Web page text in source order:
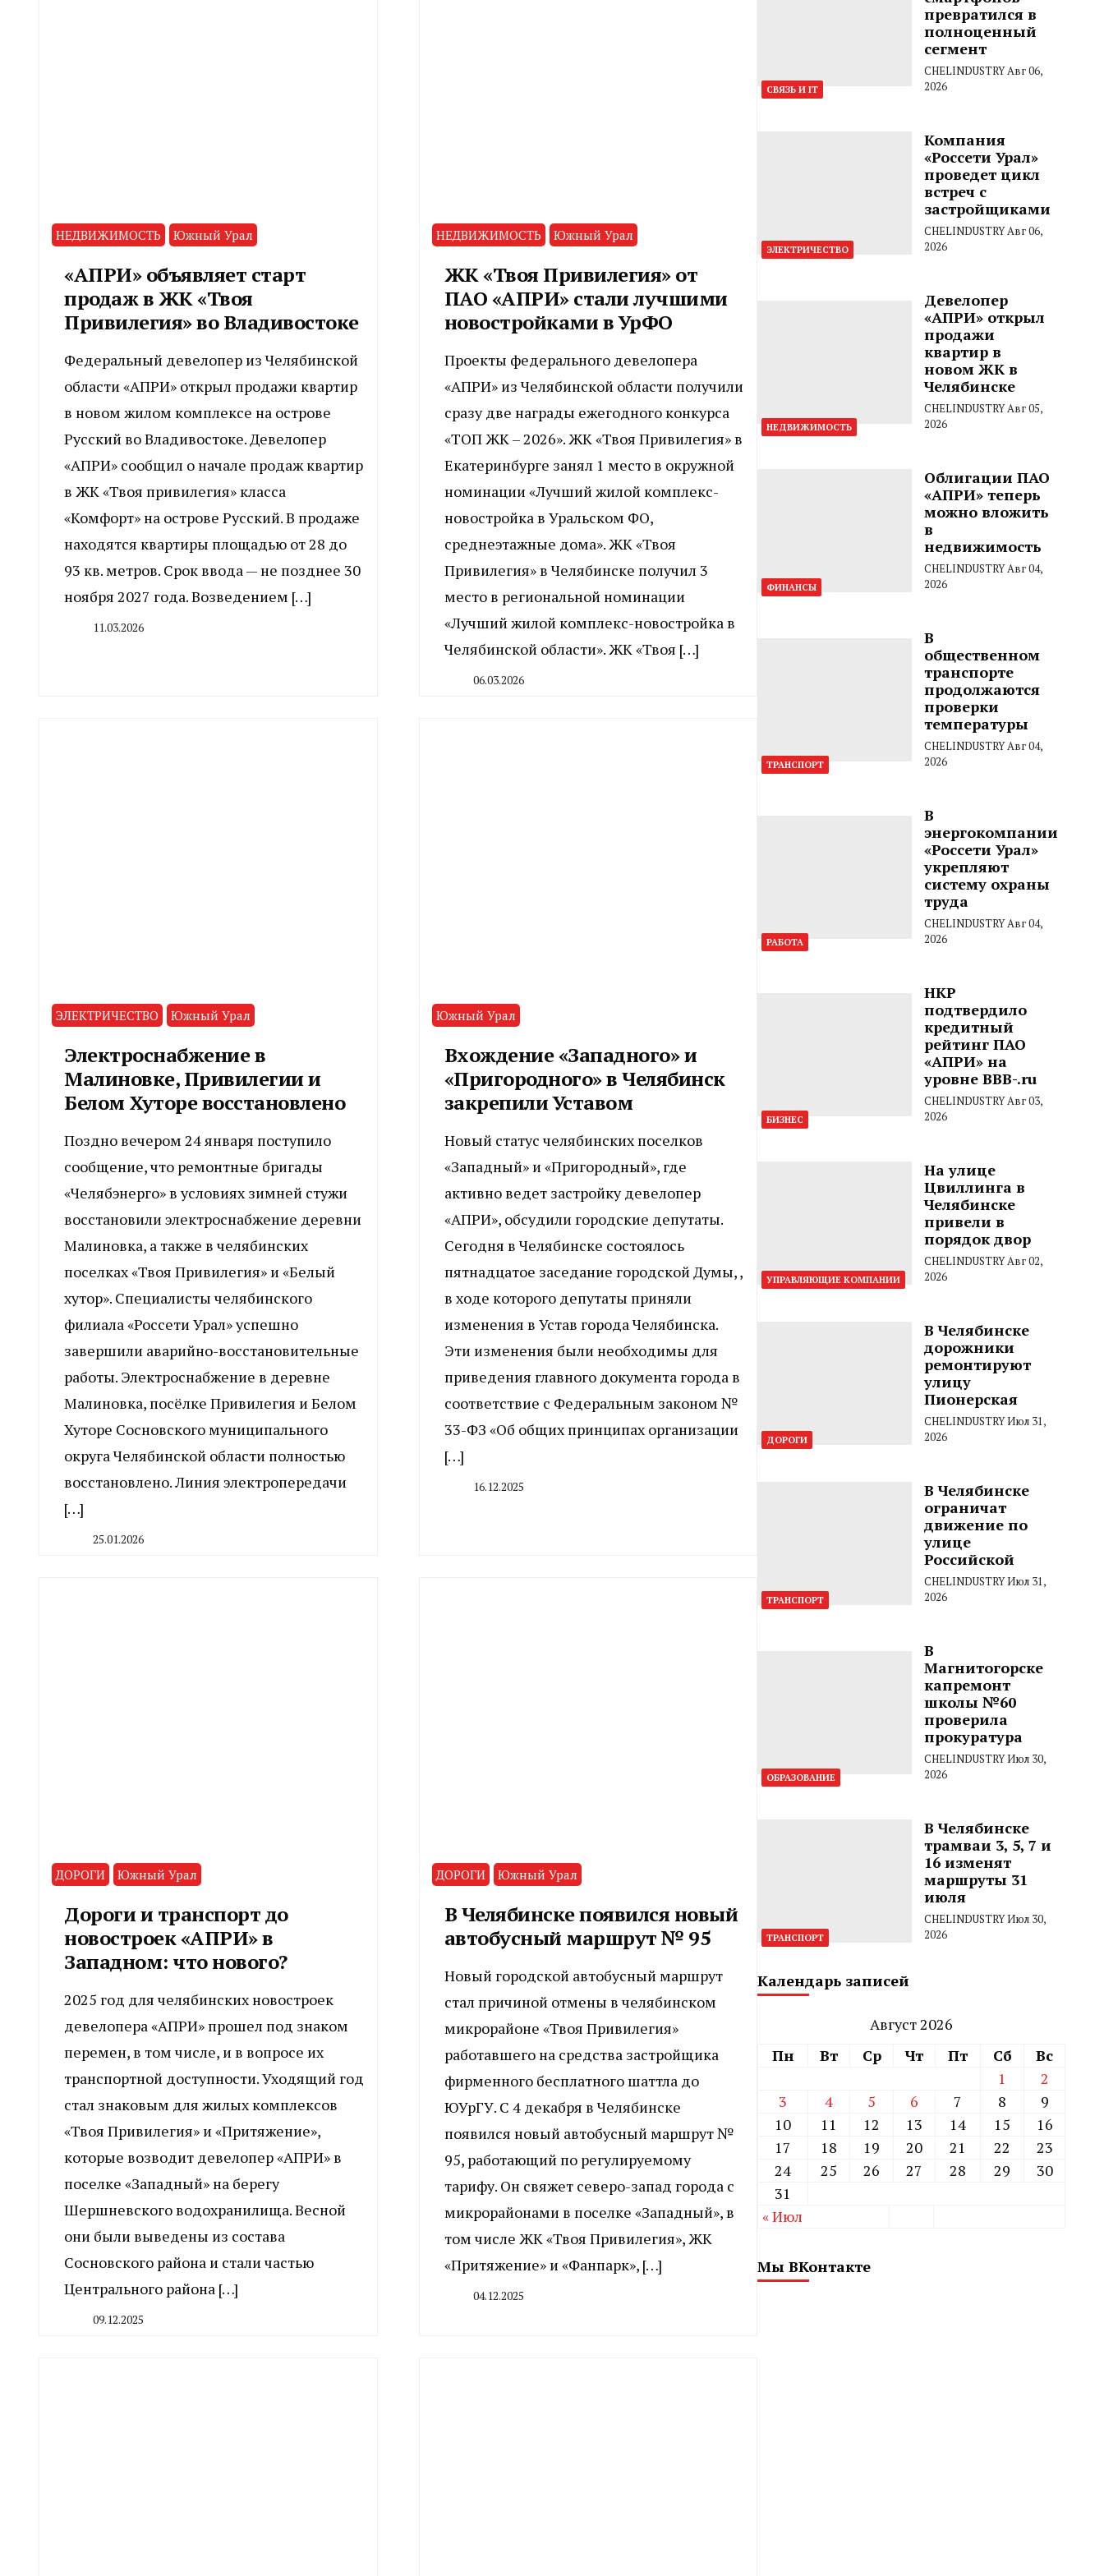
НЕДВИЖИМОСТЬ Южный Урал
«АПРИ» объявляет старт
продаж в ЖК «Твоя
Привилегия» во Владивостоке
Федеральный девелопер из Челябинской
области «АПРИ» открыл продажи квартир
в новом жилом комплексе на острове
Русский во Владивостоке. Девелопер
«АПРИ» сообщил о начале продаж квартир
в ЖК «Твоя привилегия» класса
«Комфорт» на острове Русский. В продаже
находятся квартиры площадью от 28 до
93 кв. метров. Срок ввода — не позднее 30
ноября 2027 года. Возведением […]
11.03.2026
НЕДВИЖИМОСТЬ Южный Урал
ЖК «Твоя Привилегия» от
ПАО «АПРИ» стали лучшими
новостройками в УрФО
Проекты федерального девелопера
«АПРИ» из Челябинской области получили
сразу две награды ежегодного конкурса
«ТОП ЖК – 2026». ЖК «Твоя Привилегия» в
Екатеринбурге занял 1 место в окружной
номинации «Лучший жилой комплекс-
новостройка в Уральском ФО,
среднеэтажные дома». ЖК «Твоя
Привилегия» в Челябинске получил 3
место в региональной номинации
«Лучший жилой комплекс-новостройка в
Челябинской области». ЖК «Твоя […]
06.03.2026
ЭЛЕКТРИЧЕСТВО Южный Урал
Электроснабжение в
Малиновке, Привилегии и
Белом Хуторе восстановлено
Поздно вечером 24 января поступило
сообщение, что ремонтные бригады
«Челябэнерго» в условиях зимней стужи
восстановили электроснабжение деревни
Малиновка, а также в челябинских
поселках «Твоя Привилегия» и «Белый
хутор». Специалисты челябинского
филиала «Россети Урал» успешно
завершили аварийно-восстановительные
работы. Электроснабжение в деревне
Малиновка, посёлке Привилегия и Белом
Хуторе Сосновского муниципального
округа Челябинской области полностью
восстановлено. Линия электропередачи
[…]
25.01.2026
Южный Урал
Вхождение «Западного» и
«Пригородного» в Челябинск
закрепили Уставом
Новый статус челябинских поселков
«Западный» и «Пригородный», где
активно ведет застройку девелопер
«АПРИ», обсудили городские депутаты.
Сегодня в Челябинске состоялось
пятнадцатое заседание городской Думы, ,
в ходе которого депутаты приняли
изменения в Устав города Челябинска.
Эти изменения были необходимы для
приведения главного документа города в
соответствие с Федеральным законом №
33-ФЗ «Об общих принципах организации
[…]
16.12.2025
ДОРОГИ Южный Урал
Дороги и транспорт до
новостроек «АПРИ» в
Западном: что нового?
2025 год для челябинских новостроек
девелопера «АПРИ» прошел под знаком
перемен, в том числе, и в вопросе их
транспортной доступности. Уходящий год
стал знаковым для жилых комплексов
«Твоя Привилегия» и «Притяжение»,
которые возводит девелопер «АПРИ» в
поселке «Западный» на берегу
Шершневского водохранилища. Весной
они были выведены из состава
Сосновского района и стали частью
Центрального района […]
09.12.2025
ДОРОГИ Южный Урал
В Челябинске появился новый
автобусный маршрут № 95
Новый городской автобусный маршрут
стал причиной отмены в челябинском
микрорайоне «Твоя Привилегия»
работавшего на средства застройщика
фирменного бесплатного шаттла до
ЮУрГУ. С 4 декабря в Челябинске
появился новый автобусный маршрут №
95, работающий по регулируемому
тарифу. Он свяжет северо-запад города с
микрорайонами в поселке «Западный», в
том числе ЖК «Твоя Привилегия», ЖК
«Притяжение» и «Фанпарк», […]
04.12.2025
СВЯЗЬ И IT
превратился в
полноценный
сегмент
CHELINDUSTRYАвг 06,
2026
ЭЛЕКТРИЧЕСТВО
Компания
«Россети Урал»
проведет цикл
встреч с
застройщиками
CHELINDUSTRYАвг 06,
2026
НЕДВИЖИМОСТЬ
Девелопер
«АПРИ» открыл
продажи
квартир в
новом ЖК в
Челябинске
CHELINDUSTRYАвг 05,
2026
ФИНАНСЫ
Облигации ПАО
«АПРИ» теперь
можно вложить
в
недвижимость
CHELINDUSTRYАвг 04,
2026
ТРАНСПОРТ
В
общественном
транспорте
продолжаются
проверки
температуры
CHELINDUSTRYАвг 04,
2026
РАБОТА
В
энергокомпании
«Россети Урал»
укрепляют
систему охраны
труда
CHELINDUSTRYАвг 04,
2026
БИЗНЕС
НКР
подтвердило
кредитный
рейтинг ПАО
«АПРИ» на
уровне BBB-.ru
CHELINDUSTRYАвг 03,
2026
УПРАВЛЯЮЩИЕ КОМПАНИИ
На улице
Цвиллинга в
Челябинске
привели в
порядок двор
CHELINDUSTRYАвг 02,
2026
ДОРОГИ
В Челябинске
дорожники
ремонтируют
улицу
Пионерская
CHELINDUSTRYИюл 31,
2026
ТРАНСПОРТ
В Челябинске
ограничат
движение по
улице
Российской
CHELINDUSTRYИюл 31,
2026
ОБРАЗОВАНИЕ
В
Магнитогорске
капремонт
школы №60
проверила
прокуратура
CHELINDUSTRYИюл 30,
2026
ТРАНСПОРТ
В Челябинске
трамваи 3, 5, 7 и
16 изменят
маршруты 31
июля
CHELINDUSTRYИюл 30,
2026
Календарь записей
Август 2026
Пн
Вт Ср Чт Пт Сб
Вс
1
2
3
4 5 6 7 8
9
10
11 12 13 14 15
16
17
18 19 20 21 22
23
24
25 26 27 28 29
30
31
« Июл
Мы ВКонтакте